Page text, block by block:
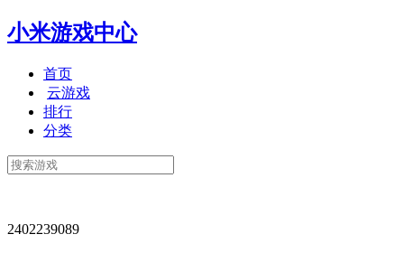
小米游戏中心
首页
云游戏
排行
分类
2402239089